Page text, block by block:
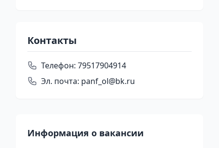
Контакты
Телефон: 79517904914
Эл. почта: panf_ol@bk.ru
Информация о вакансии